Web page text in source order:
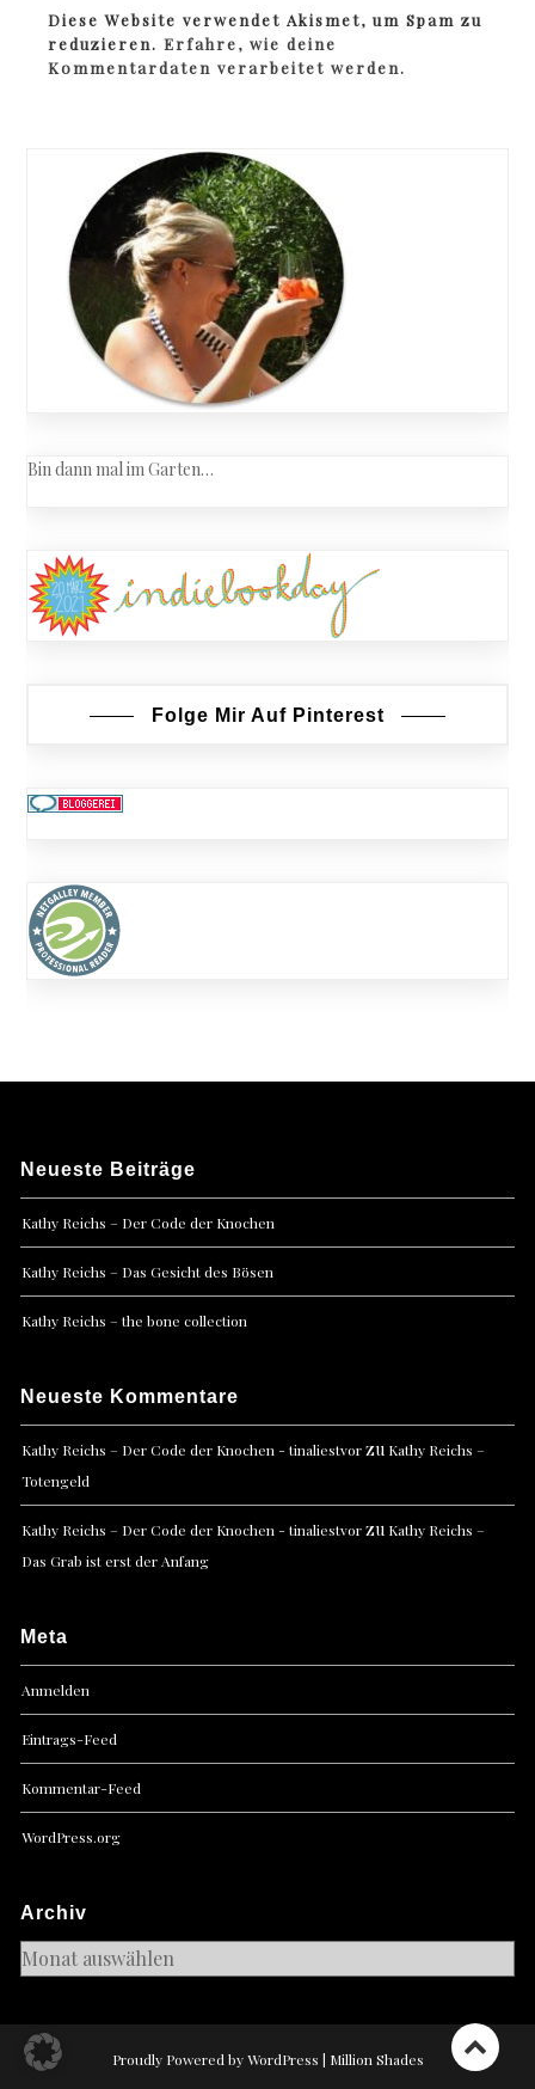
Diese Website verwendet Akismet, um Spam zu
reduzieren.Erfahre, wie deine
Kommentardaten verarbeitet werden.
Bin dann mal im Garten…
Folge Mir Auf Pinterest
Neueste Beiträge
Kathy Reichs – Der Code der Knochen
Kathy Reichs – Das Gesicht des Bösen
Kathy Reichs – the bone collection
Neueste Kommentare
Kathy Reichs – Der Code der Knochen - tinaliestvorzu Kathy Reichs –
Totengeld
Kathy Reichs – Der Code der Knochen - tinaliestvorzu Kathy Reichs –
Das Grab ist erst der Anfang
Meta
Anmelden
Eintrags-Feed
Kommentar-Feed
WordPress.org
Archiv
Archiv
Proudly Powered by WordPress | Million Shades